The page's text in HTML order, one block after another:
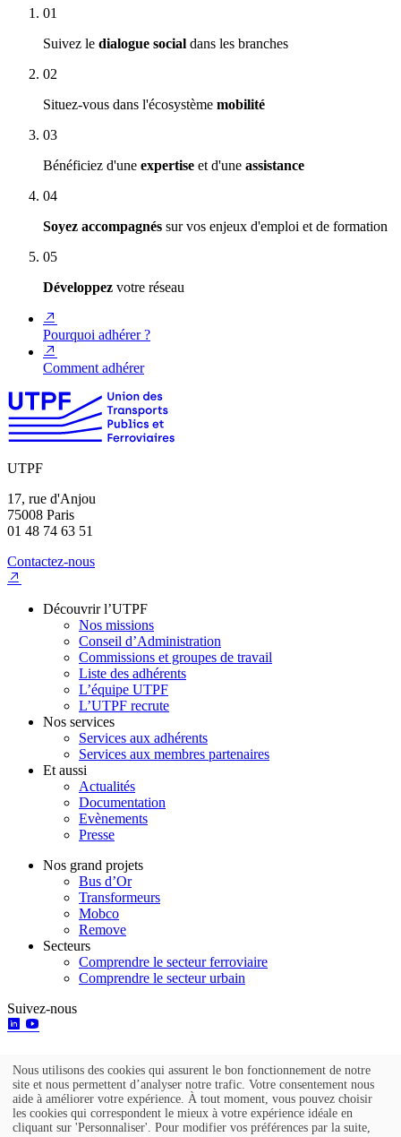
Suivez le dialogue social dans les branches
Situez-vous dans l'écosystème mobilité
Bénéficiez d'une expertise et d'une assistance
Soyez accompagnés sur vos enjeux d'emploi et de formation
Développez votre réseau
Pourquoi adhérer ?
Comment adhérer
UTPF
17, rue d'Anjou
75008 Paris
01 48 74 63 51
Contactez-nous
Découvrir l’UTPF
Nos missions
Conseil d’Administration
Commissions et groupes de travail
Liste des adhérents
L’équipe UTPF
L’UTPF recrute
Nos services
Services aux adhérents
Services aux membres partenaires
Et aussi
Actualités
Documentation
Evènements
Presse
Nos grand projets
Bus d’Or
Transformeurs
Mobco
Remove
Secteurs
Comprendre le secteur ferroviaire
Comprendre le secteur urbain
Suivez-nous
Go to top
Utilisation
des
données
Nous utilisons des cookies qui assurent le bon fonctionnement de notre
site et nous permettent d’analyser notre trafic. Votre consentement nous
aide à améliorer votre expérience. À tout moment, vous pouvez choisir
les cookies qui correspondent le mieux à votre expérience idéale en
cliquant sur 'Personnaliser'. Pour modifier vos préférences par la suite,